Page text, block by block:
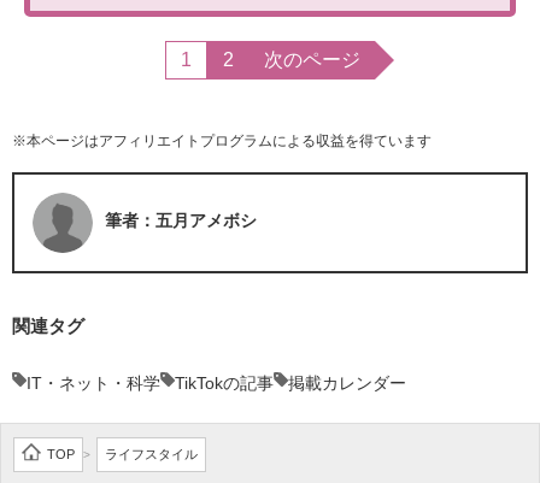
1 2 次のページ
※本ページはアフィリエイトプログラムによる収益を得ています
筆者：五月アメボシ
関連タグ
IT・ネット・科学 TikTokの記事 掲載カレンダー
TOP > ライフスタイル